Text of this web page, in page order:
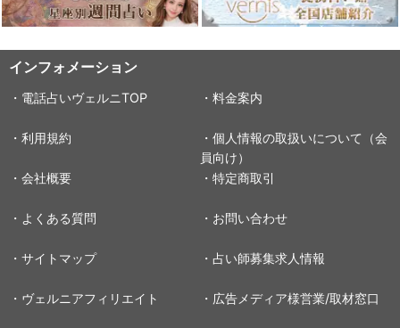
インフォメーション
・電話占いヴェルニTOP ・料金案内
・利用規約
・個人情報の取扱いについて（会
員向け）
・会社概要
・特定商取引
・よくある質問 ・お問い合わせ
・サイトマップ ・占い師募集求人情報
・ヴェルニアフィリエイト ・広告メディア様営業/取材窓口